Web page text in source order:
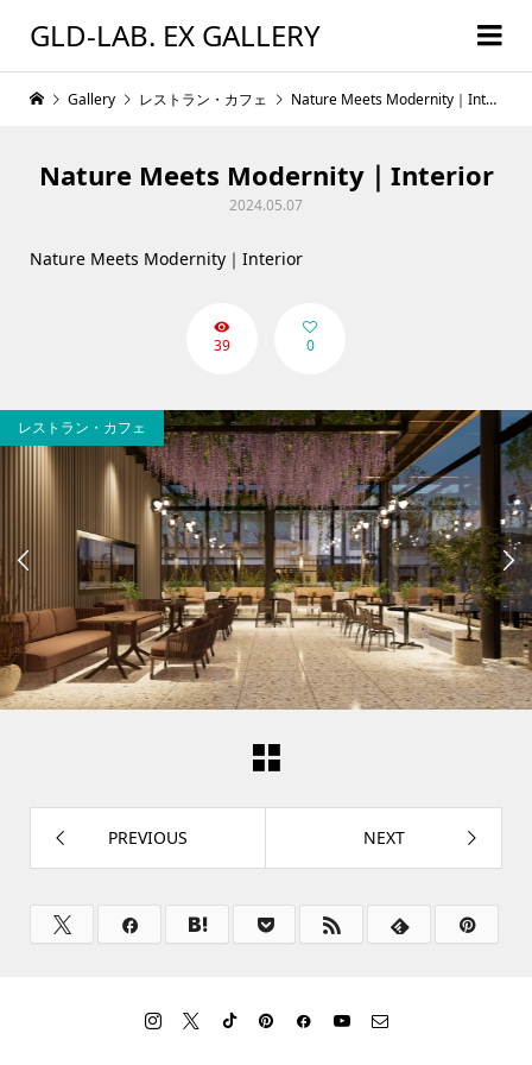
GLD-LAB. EX GALLERY
Gallery レストラン・カフェ Nature Meets Modernity｜Interior
Nature Meets Modernity｜Interior
2024.05.07
Nature Meets Modernity｜Interior
39 0

レストラン・カフェ

PREVIOUS NEXT